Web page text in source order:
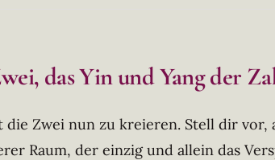
das Yin und Yang der
die Zwei nun zu kreieren. Stell dir vor,
Raum, der einzig und allein das